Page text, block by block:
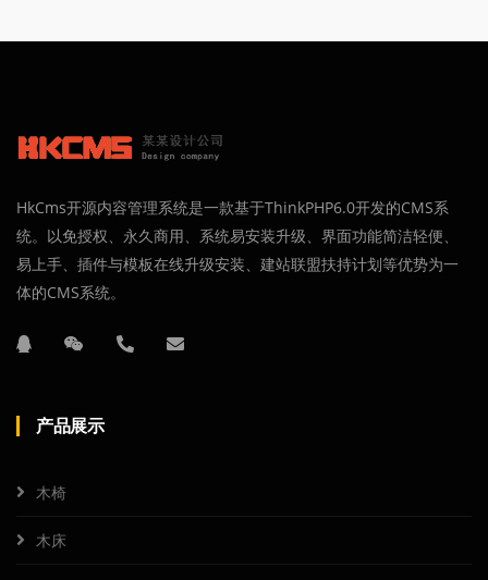
HkCms开源内容管理系统是一款基于ThinkPHP6.0开发的CMS系
统。以免授权、永久商用、系统易安装升级、界面功能简洁轻便、
易上手、插件与模板在线升级安装、建站联盟扶持计划等优势为一
体的CMS系统。
产品展示
木椅
木床